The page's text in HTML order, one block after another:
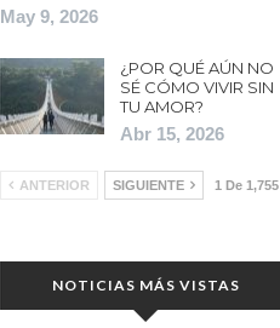
May 9, 2026
¿POR QUÉ AÚN NO
SÉ CÓMO VIVIR SIN
TU AMOR?
Abr 15, 2026
ANTERIOR SIGUIENTE 1 De 1,755
NOTICIAS MÁS VISTAS